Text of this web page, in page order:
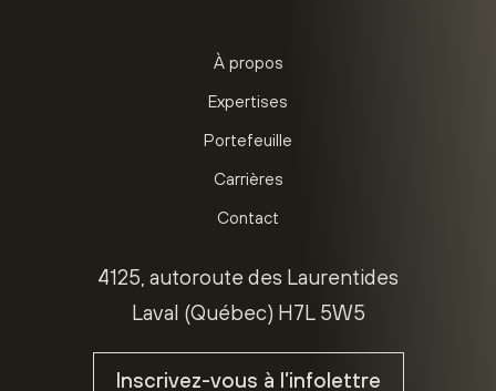
À propos
Expertises
Portefeuille
Carrières
Contact
4125, autoroute des Laurentides
Laval (Québec) H7L 5W5
Inscrivez-vous à l’infolettre